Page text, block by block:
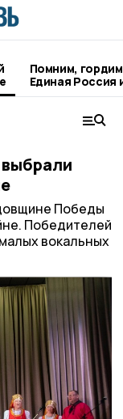
Помним,
Единая Россия
кибертурнир
Победы
Победителей
вокальных